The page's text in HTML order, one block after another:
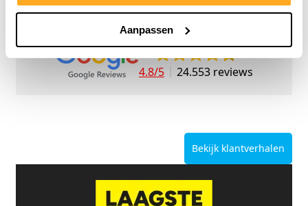
Aanpassen
4.8/5 24.553 reviews
Bekijk klantverhalen